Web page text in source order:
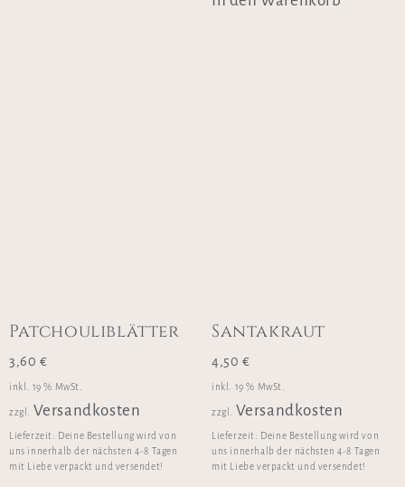
Patchouliblätter
3,60 €
inkl. 19 % MwSt.
zzgl. Versandkosten
Lieferzeit: Deine Bestellung wird von
uns innerhalb der nächsten 4-8 Tagen
mit Liebe verpackt und versendet!
Santakraut
4,50 €
inkl. 19 % MwSt.
zzgl. Versandkosten
Lieferzeit: Deine Bestellung wird von
uns innerhalb der nächsten 4-8 Tagen
mit Liebe verpackt und versendet!